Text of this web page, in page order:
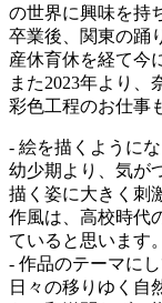
の世界に興味を持
卒業後、関東の踊
産休育休を経て今
また2023年より
彩色工程のお仕事
- 絵を描くように
幼少期より、気が
描く姿に大きく刺
作風は、高校時代
ていると思います。
- 作品のテーマに
日々の移りゆく自